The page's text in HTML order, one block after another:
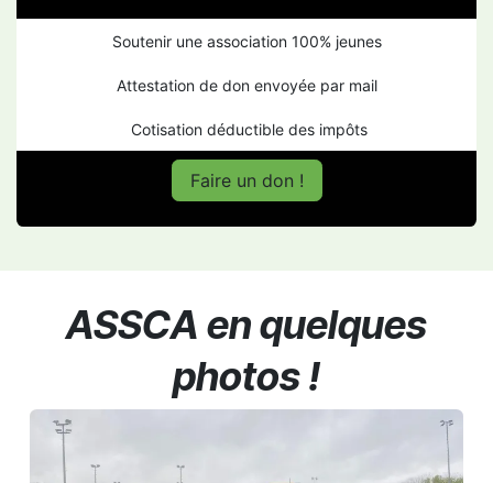
Soutenir une association 100% jeunes
Attestation de don envoyée par mail
Cotisation déductible des impôts
Faire un don !
ASSCA en quelques
photos !